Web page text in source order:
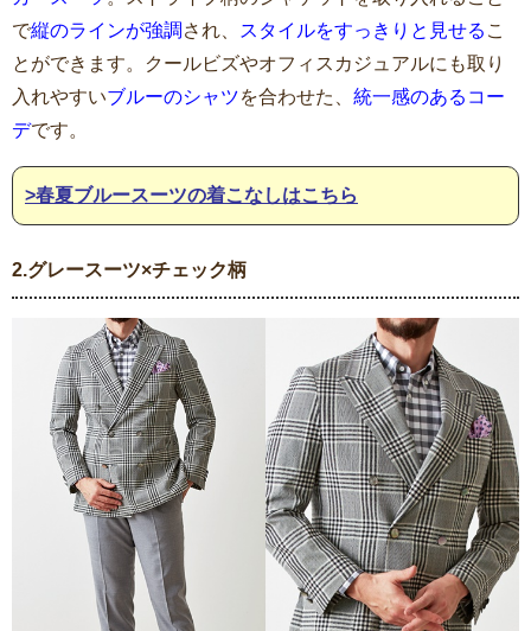
で縦のラインが強調 され、 スタイルをすっきりと見せる こ
とができます。クールビズやオフィスカジュアルにも取り
入れやすいブルーのシャツを合わせた、 統一感のあるコー
デです。
>春夏ブルースーツの着こなしはこちら
2.グレースーツ×チェック柄